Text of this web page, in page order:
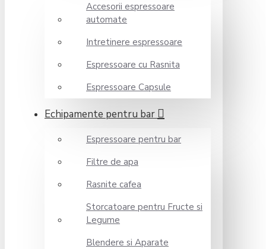
Accesorii espressoare
automate
Intretinere espressoare
Espressoare cu Rasnita
Espressoare Capsule
Echipamente pentru bar
Espressoare pentru bar
Filtre de apa
Rasnite cafea
Storcatoare pentru Fructe si
Legume
Blendere si Aparate